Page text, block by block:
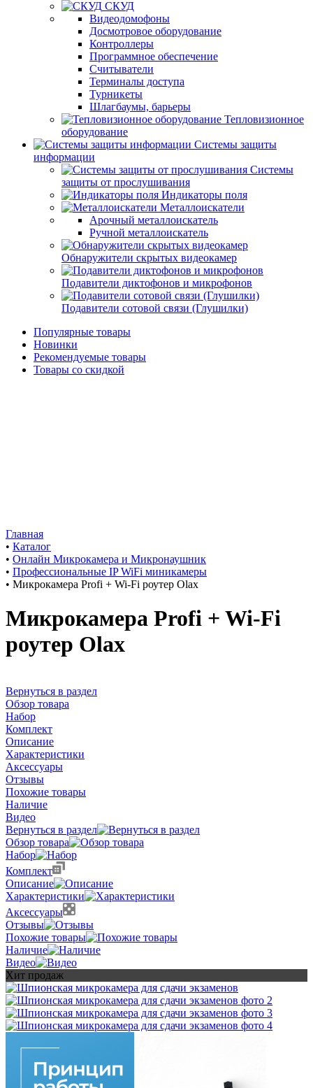
СКУД
Видеодомофоны
Досмотровое оборудование
Контроллеры
Программное обеспечение
Считыватели
Терминалы доступа
Турникеты
Шлагбаумы, барьеры
Тепловизионное
оборудование
Системы защиты
информации
Системы
защиты от прослушивания
Индикаторы поля
Металлоискатели
Арочный металлоискатель
Ручной металлоискатель
Обнаружители скрытых видеокамер
Подавители диктофонов и микрофонов
Подавители сотовой связи (Глушилки)
Популярные товары
Новинки
Рекомендуемые товары
Товары со скидкой
Главная
• Каталог
• Онлайн Микрокамера и Микронаушник
• Профессиональные IP WiFi миникамеры
• Микрокамера Profi + Wi-Fi роутер Olax
Микрокамера Profi + Wi-Fi
роутер Olax
Вернуться в раздел
Обзор товара
Набор
Комплект
Описание
Характеристики
Аксессуары
Отзывы
Похожие товары
Наличие
Видео
Вернуться в раздел
Обзор товара
Набор
Комплект
Описание
Характеристики
Аксессуары
Отзывы
Похожие товары
Наличие
Видео
Хит продаж